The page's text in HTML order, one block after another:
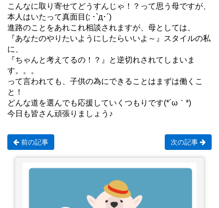
こんなに取り寄せてどうすんじゃ！？って思う母ですが、
本人はいたって真面目(; ･`д･´)
進路のことをあれこれ相談されますが、母としては、
『あなたのやりたいようにしたらいいよ～』スタイルの私
に、
『ちゃんと考えてるの！？』と逆切れされてしまいま
す。。。
って言われても、子供の為にできることはまずは働くこ
と！
どんな道を選んでも応援していくつもりです(*´ω｀*)
今日も皆さん頑張りましょう♪
前の記事 次の記事